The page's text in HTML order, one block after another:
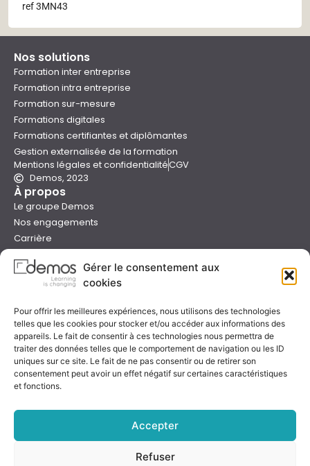
Gérer le consentement aux
cookies
Pour offrir les meilleures expériences, nous utilisons des technologies
telles que les cookies pour stocker et/ou accéder aux informations des
appareils. Le fait de consentir à ces technologies nous permettra de
traiter des données telles que le comportement de navigation ou les ID
uniques sur ce site. Le fait de ne pas consentir ou de retirer son
consentement peut avoir un effet négatif sur certaines caractéristiques
et fonctions.
Accepter
Refuser
ref 3MN43
Nos solutions
Formation inter entreprise
Formation intra entreprise
Formation sur-mesure
Formations digitales
Formations certifiantes et diplômantes
Gestion externalisée de la formation
Mentions légales et confidentialitéCGV
Demos, 2023
À propos
Le groupe Demos
Nos engagements
Carrière
Presse
Catalogues
Aide
Nous contacter
Nous trouver
Préparer sa formation
Sessions garanties
Qualité & certification